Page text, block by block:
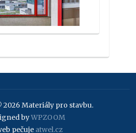
Materiály pro stavbu.
byWPZOOM
pečuje atwel.cz